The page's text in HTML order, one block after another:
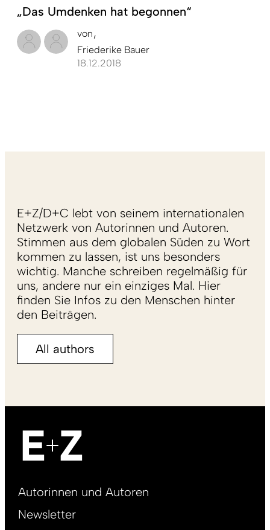
„Das Umdenken hat begonnen“
von
Friederike Bauer
18.12.2018
E+Z/D+C lebt von seinem internationalen
Netzwerk von Autorinnen und Autoren.
Stimmen aus dem globalen Süden zu Wort
kommen zu lassen, ist uns besonders
wichtig. Manche schreiben regelmäßig für
uns, andere nur ein einziges Mal. Hier
finden Sie Infos zu den Menschen hinter
den Beiträgen.
All authors
Footer
DE
Autorinnen und Autoren
Newsletter